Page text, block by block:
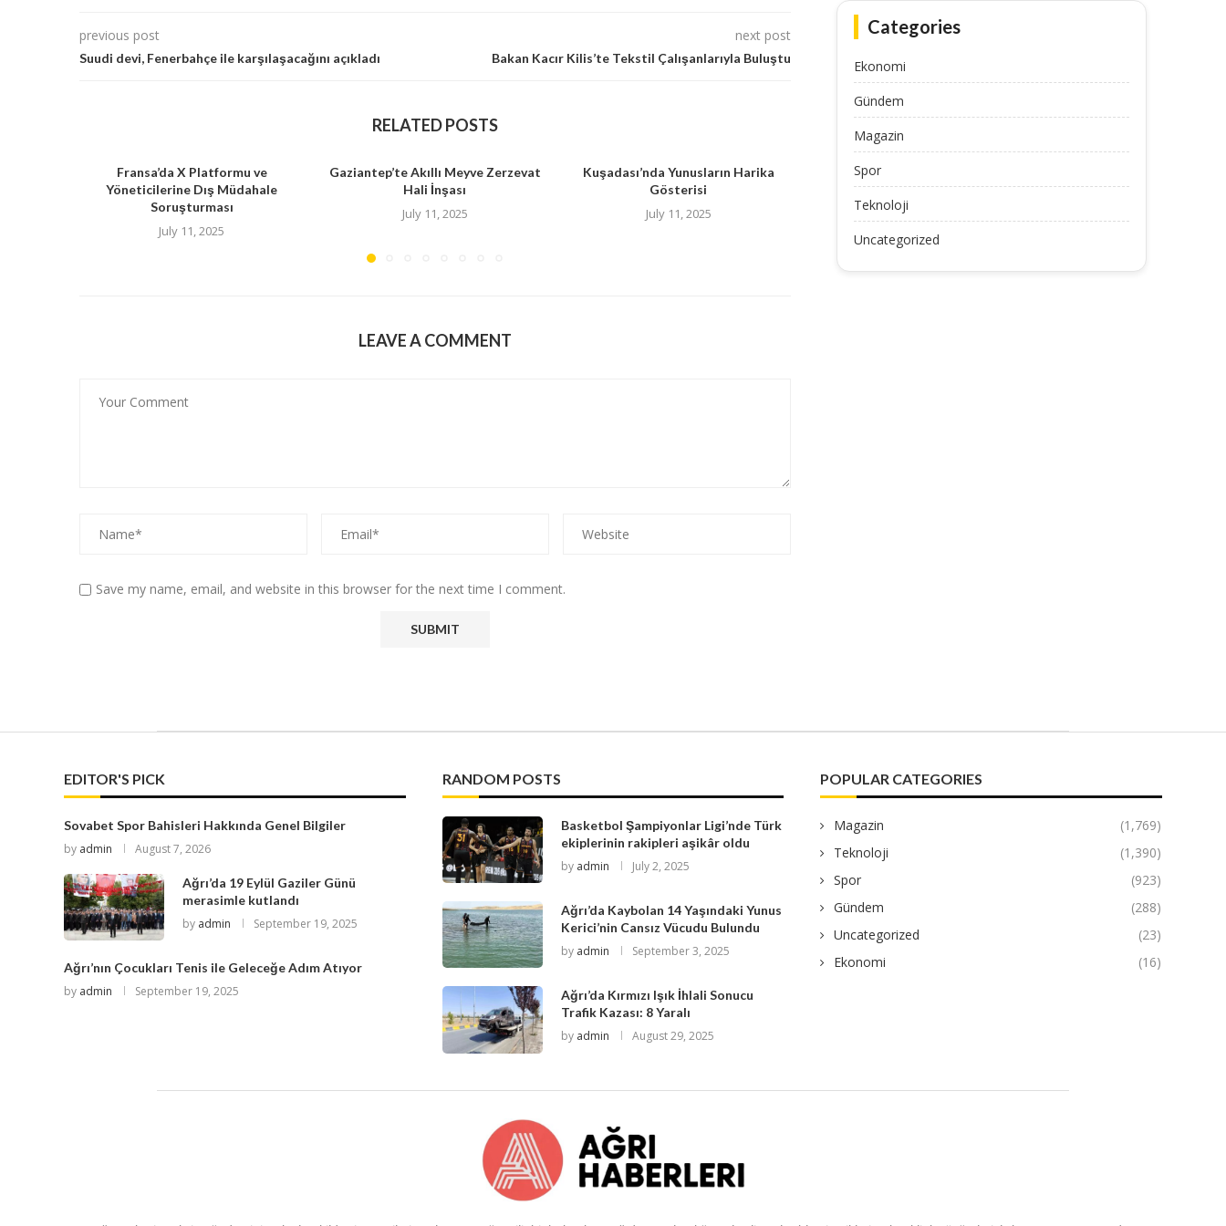
previous post
Suudi devi, Fenerbahçe ile karşılaşacağını açıkladı
next post
Bakan Kacır Kilis’te Tekstil Çalışanlarıyla Buluştu
RELATED POSTS
Fransa’da X Platformu ve
Yöneticilerine Dış Müdahale
Soruşturması
July 11, 2025
Gaziantep’te Akıllı Meyve Zerzevat
Hali İnşası
July 11, 2025
Kuşadası’nda Yunusların Harika
Gösterisi
July 11, 2025
Dışişleri Bakanı Fidan, Malezya’da
Bernama TV’nin sorularını yanıtladı...
July 11, 2025
Omuz omuza hareket
LEAVE A COMMENT
Save my name, email, and website in this browser for the next time I comment.
Categories
Ekonomi
Gündem
Magazin
Spor
Teknoloji
Uncategorized
EDITOR'S PICK
Sovabet Spor Bahisleri Hakkında Genel Bilgiler
by admin August 7, 2026
Ağrı’da 19 Eylül Gaziler Günü
merasimle kutlandı
by admin September 19, 2025
Ağrı’nın Çocukları Tenis ile Geleceğe Adım Atıyor
by admin September 19, 2025
RANDOM POSTS
Basketbol Şampiyonlar Ligi’nde Türk
ekiplerinin rakipleri aşikâr oldu
by admin July 2, 2025
Ağrı’da Kaybolan 14 Yaşındaki Yunus
Kerici’nin Cansız Vücudu Bulundu
by admin September 3, 2025
Ağrı’da Kırmızı Işık İhlali Sonucu
Trafik Kazası: 8 Yaralı
by admin August 29, 2025
POPULAR CATEGORIES
Magazin
(1,769)
Teknoloji
(1,390)
Spor
(923)
Gündem
(288)
Uncategorized
(23)
Ekonomi
(16)